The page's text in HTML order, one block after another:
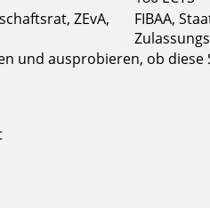
ZEvA,
FIBAA,
und ausprobieren, ob